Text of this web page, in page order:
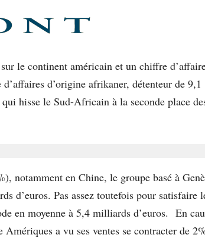
le continent américain et un chiffre
d’origine afrikaner, détenteur de
hisse le Sud-Africain à la seconde place
notamment en Chine, le groupe basé à
d’euros. Pas assez toutefois pour satisfaire
en moyenne à 5,4 milliards d’euros. En
a vu ses ventes se contracter de